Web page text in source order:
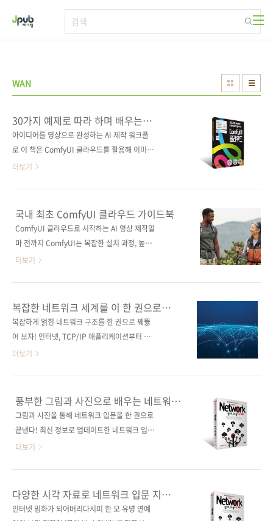
WAN
30가지 예제로 따라 하며 배우는
ComfyUI 클라우드
아이디어를 영상으로 완성하는 AI 제작 워크플
로 이 책은 ComfyUI 클라우드를 활용해 이미지
생성부터 영상 제작, 업스케일까지 AI 영상 제작
이, 30가지의 예제를 따라 하며 ComfyUI 클라
우드를 자연스럽게 익힐 수 있다. AI로 이미지와
영상을 만들고 싶지만 어디서부터 시작해야 할
며 제작 과정을 이해할 수 있도록 안내하는 실전
가이드다. 도서 구매 사이트(가나다순) [교보문
전자책 구매 사이트(가나다순) [교보문고] [구글
북스] [리디북스] [알라딘] [예스이십사] 출판사
제이펍도서..
더보기
국내 최초 ComfyUI 클라우드 가이드북
ComfyUI 클라우드로 시작하는 AI 영상 제작얼
마 전까지 ComfyUI는 복잡한 설치 과정, 높은
사양 등 일반인이 사용하기에는 까다로운 프로
의 설치나 환경 설정 없이, 브라우저만으로
ComfyUI를 활용해 AI 영상을 제작할 수 있기
때문입니다. 이 책은 30가지 예제를 바탕으로,
며 ComfyUI를 쉽게 익힐 수 있도록 구성한 실
전 가이드입니다. 각 과정은 단순한 기능 설명이
되어 있어, 자연스럽게 제작 흐름을 이해할 수 있
도록 돕습니다. 이미지 생성부터 영상 제작까지
하나의 흐름으로 실전 결과물을 만들다 보면..
더보기
복잡한 네트워크 세계를 이 한 권으로
헤쳐나가자!
복잡하게 얽힌 네트워크 구조를 한 권으로 꿰뚫
어 보자! 인터넷, TCP/IP 애플리케이션부터 보
안, 네트워크 기기, 부하분산까지! 네트워크의 기
실하게 구현된 만큼 진화의 속도가 느리며, 새로
운 기술도 기반 기술의 조합이거나 파생인 경우
가 대부분입니다. 그렇기 때문에 우선 기초를 한
의 무기로서 오랜 기간 나 자신을 지탱해 줄 것입
니다. 아울러 이 책은 복잡한 네트워크 구조와 체
를 실은 것은 물론이고, 책 전체가 '올 컬러'로 구
성되어 있어 독자들의 학습과 이해에 한층 더 도
더보기
풍부한 그림과 사진으로 배우는 네트워크
쉽게 더 쉽게(제4판)
그림과 사진을 통해 네트워크 입문을 한 권으로
끝낸다! 최신 정보로 업데이트한 네트워크 입문
베스트셀러! 도서구매 사이트(가나다순)[교보문
순)[교보문고] [구글북스] [리디북스] [알라딘]
[예스이십사] [인터파크] 출판사 제이펍원출판사
소프트뱅크 크리에이티브원서명 ネットワーク
더보기
다양한 시각 자료로 네트워크 입문 지식을
확실히 내 것으로!
인터넷 밈화가 되어버리다시피 한 모 유명 연예